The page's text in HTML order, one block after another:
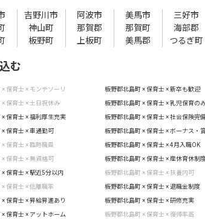
吉野川市 阿波市 美馬市 三好市
神山町 那賀郡 那賀町 海部郡
板野町 上板町 美馬郡 つるぎ町
む
保育士 × モンテソーリ 板野郡北島町 × 保育士 × 新卒も歓迎
保育士 × 土日祝休み 板野郡北島町 × 保育士 × 乳児保育の
保育士 × 福利厚生充実 板野郡北島町 × 保育士 × 社会保険完
保育士 × 車通勤可 板野郡北島町 × 保育士 × ボーナス・
保育士 × 臨時職員 板野郡北島町 × 保育士 × 4月入職OK
保育士 × 無資格可 板野郡北島町 × 保育士 × 産休育休制
保育士 × 駅近5分以内 板野郡北島町 × 保育士 × 扶養内可
保育士 × 低離職率 板野郡北島町 × 保育士 × 退職金制度
保育士 × 昇給昇進あり 板野郡北島町 × 保育士 × 研修充実
保育士 × アットホーム 板野郡北島町 × 保育士 × 復帰率高